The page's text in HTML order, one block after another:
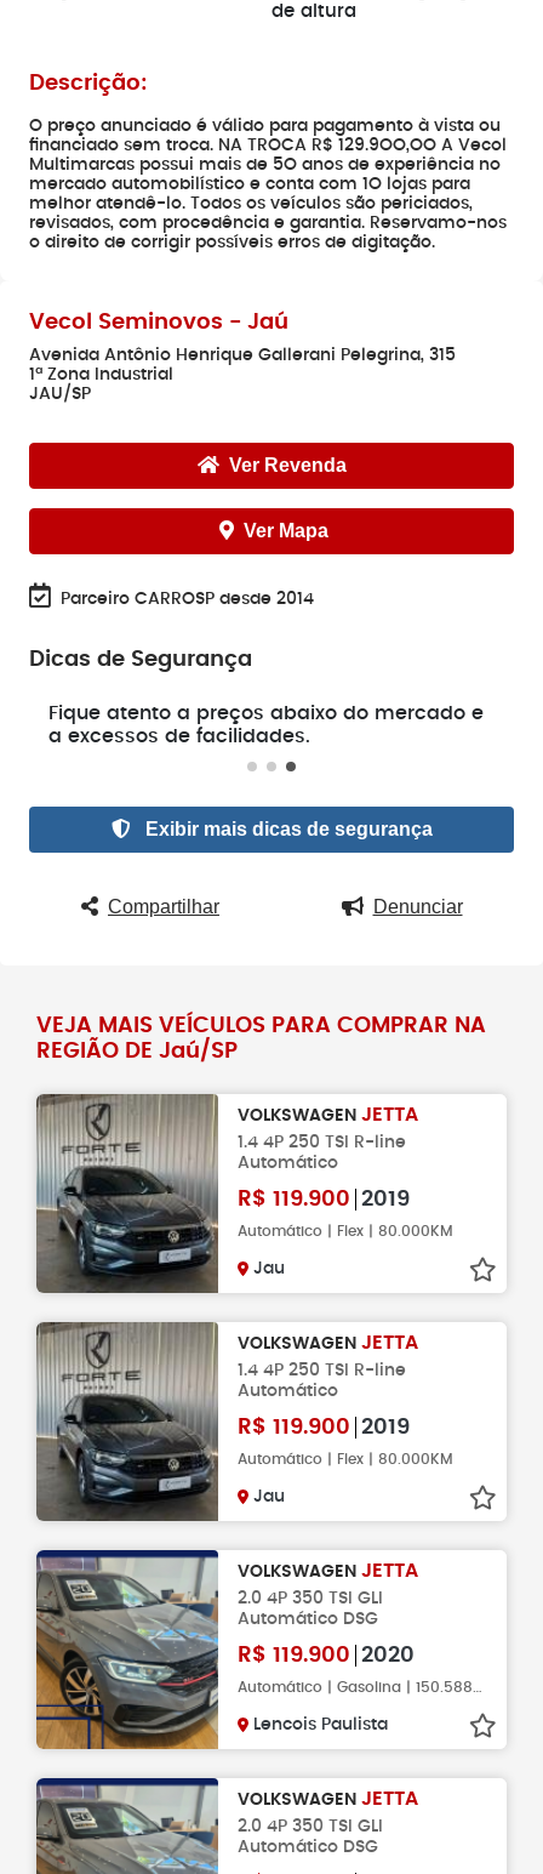
de altura
Descrição:
O preço anunciado é válido para pagamento à vista ou
financiado sem troca. NA TROCA R$ 129.9OO,OO A Vecol
Multimarcas possui mais de 5O anos de experiência no
mercado automobilístico e conta com 1O lojas para
melhor atendê-lo. Todos os veículos são periciados,
revisados, com procedência e garantia. Reservamo-nos
o direito de corrigir possíveis erros de digitação.
Vecol Seminovos - Jaú
Avenida Antônio Henrique Gallerani Pelegrina, 315
1ª Zona Industrial
JAU/SP
Ver Revenda
Ver Mapa
Parceiro CARROSP desde 2014
Dicas de Segurança
Fique atento a preços abaixo do mercado e
a excessos de facilidades.
Exibir mais dicas de segurança
Compartilhar Denunciar
VEJA MAIS VEÍCULOS PARA COMPRAR NA
REGIÃO DE Jaú/SP
VOLKSWAGEN JETTA
1.4 4P 250 TSI R-line
Automático
R$ 119.900 2019
Automático | Flex | 80.000KM
Jau
VOLKSWAGEN JETTA
1.4 4P 250 TSI R-line
Automático
R$ 119.900 2019
Automático | Flex | 80.000KM
Jau
VOLKSWAGEN JETTA
2.0 4P 350 TSI GLI
Automático DSG
R$ 119.900 2020
Lencois Paulista
VOLKSWAGEN JETTA
2.0 4P 350 TSI GLI
Automático DSG